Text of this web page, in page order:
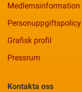
Medlemsinformation
Personuppgiftspolicy
Grafisk profil
Pressrum
Kontakta oss